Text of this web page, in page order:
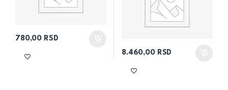
780,00 RSD
8.460,00 RSD